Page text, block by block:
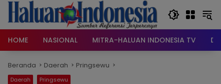
Langsung
konten
HOME
NASIONAL MITRA-HALUAN INDONESIA TV
Beranda Daerah Pringsewu
Daerah Pringsewu